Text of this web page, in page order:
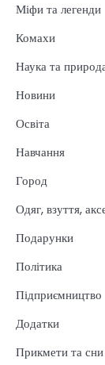
Міфи та легенди
Комахи
Наука та
Новини
Освіта
Навчання
Город
Одяг, взуття,
Подарунки
Політика
Підприємництво
Додатки
Прикмети та сни